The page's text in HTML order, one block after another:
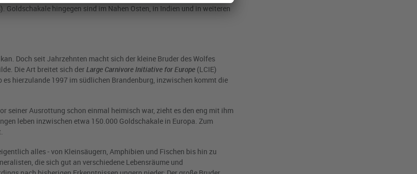
hingegen sind im Nahen Osten, in Indien und in weiteren
Doch seit Jahrzehnten macht sich der kleine Bruder des Wolfes
Die Art breitet sich der Large Carnivore Initiative for Europe (LCIE)
hierzulande 1997 im südlichen Brandenburg, inzwischen kommt die
seiner Ausrottung schon einmal heimisch war, zieht es den eng mit ihm
leben inzwischen etwa 150.000 Goldschakale in Europa. Zum
alles - von Kleinsäugern, Amphibien und Fischen bis hin zu
die sich gut an verschiedene Lebensräume und